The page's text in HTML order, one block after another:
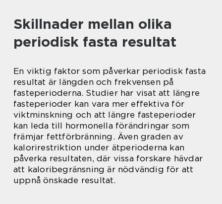
Skillnader mellan olika
periodisk fasta resultat
En viktig faktor som påverkar periodisk fasta
resultat är längden och frekvensen på
fasteperioderna. Studier har visat att längre
fasteperioder kan vara mer effektiva för
viktminskning och att längre fasteperioder
kan leda till hormonella förändringar som
främjar fettförbränning. Även graden av
kalorirestriktion under ätperioderna kan
påverka resultaten, där vissa forskare hävdar
att kaloribegränsning är nödvändig för att
uppnå önskade resultat.